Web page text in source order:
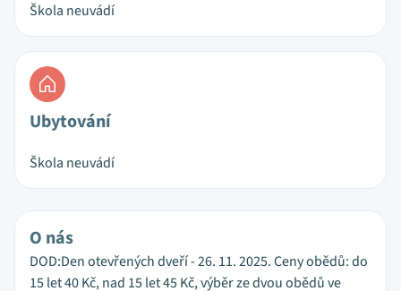
Škola neuvádí
Ubytování
Škola neuvádí
O nás
DOD:Den otevřených dveří - 26. 11. 2025. Ceny obědů: do
15 let 40 Kč, nad 15 let 45 Kč, výběr ze dvou obědů ve